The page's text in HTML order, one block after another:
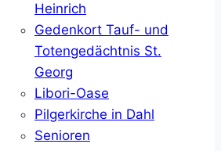
Heinrich
Gedenkort Tauf- und
Totengedächtnis St.
Georg
Libori-Oase
Pilgerkirche in Dahl
Senioren